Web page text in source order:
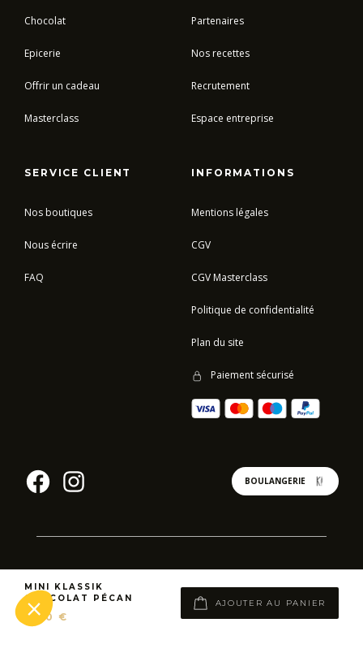
MINI KLASSIK
CHOCOLAT PÉCAN
9,00 €
AJOUTER AU PANIER
Chocolat
Epicerie
Offrir un cadeau
Masterclass
Partenaires
Nos recettes
Recrutement
Espace entreprise
SERVICE CLIENT
Nos boutiques
Nous écrire
FAQ
INFORMATIONS
Mentions légales
CGV
CGV Masterclass
Politique de confidentialité
Plan du site
Paiement sécurisé
BOULANGERIE
© 2023 - CHRISTOPHE MICHALAK - TOUS DROITS RÉSERVÉS -
AGENCE DIGITALE